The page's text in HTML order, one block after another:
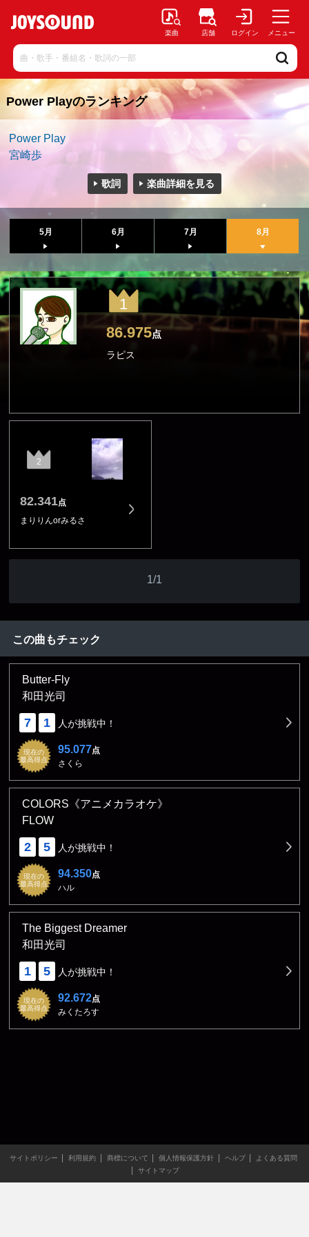
楽曲 店舗 ログイン メニュー
Power Playのランキング
Power Play
宮崎歩
歌詞 楽曲詳細を見る
5月 6月 7月 8月
1
86.975点
ラピス
2
82.341点
まりりんorみるさ
1/1
この曲もチェック
Butter-Fly
和田光司
7 1 人が挑戦中！
現在の
最高得点
95.077点
さくら
COLORS《アニメカラオケ》
FLOW
2 5 人が挑戦中！
現在の
最高得点
94.350点
ハル
The Biggest Dreamer
和田光司
1 5 人が挑戦中！
現在の
最高得点
92.672点
みくたろす
サイトポリシー 利用規約 商標について 個人情報保護方針 ヘルプ
よくある質問
サイトマップ